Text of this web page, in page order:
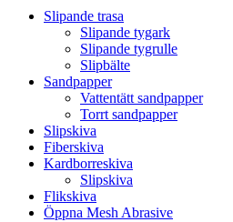
Slipande trasa
Slipande tygark
Slipande tygrulle
Slipbälte
Sandpapper
Vattentätt sandpapper
Torrt sandpapper
Slipskiva
Fiberskiva
Kardborreskiva
Slipskiva
Flikskiva
Öppna Mesh Abrasive